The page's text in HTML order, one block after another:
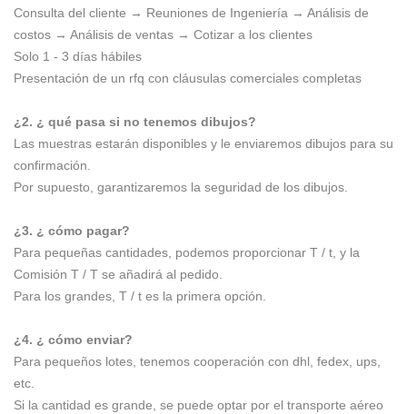
Consulta del cliente → Reuniones de Ingeniería → Análisis de
costos → Análisis de ventas → Cotizar a los clientes
Solo 1 - 3 días hábiles
Presentación de un rfq con cláusulas comerciales completas
¿2. ¿ qué pasa si no tenemos dibujos?
Las muestras estarán disponibles y le enviaremos dibujos para su
confirmación.
Por supuesto, garantizaremos la seguridad de los dibujos.
¿3. ¿ cómo pagar?
Para pequeñas cantidades, podemos proporcionar T / t, y la
Comisión T / T se añadirá al pedido.
Para los grandes, T / t es la primera opción.
¿4. ¿ cómo enviar?
Para pequeños lotes, tenemos cooperación con dhl, fedex, ups,
etc.
Si la cantidad es grande, se puede optar por el transporte aéreo